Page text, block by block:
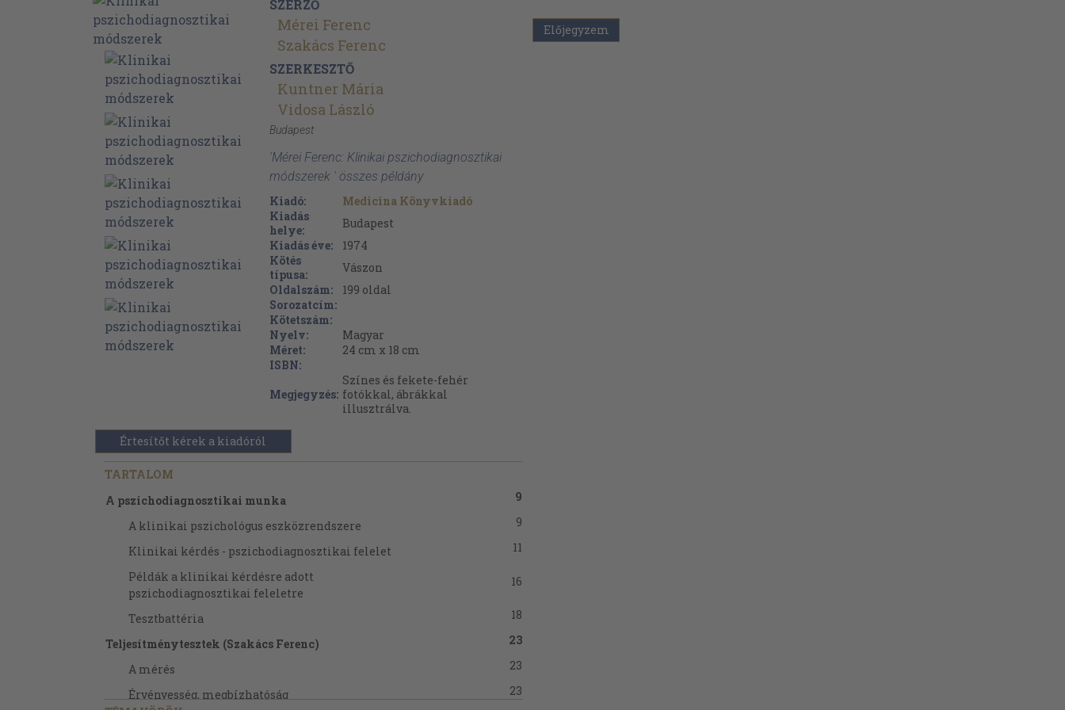
SZERZŐ
Mérei Ferenc
Szakács Ferenc
SZERKESZTŐ
Kuntner Mária
Vidosa László
Budapest
'Mérei Ferenc: Klinikai pszichodiagnosztikai
módszerek ' összes példány
Kiadó:
Medicina Könyvkiadó
Kiadás
helye:
Budapest
Kiadás éve:
1974
Kötés
típusa:
Vászon
Oldalszám:
199 oldal
Sorozatcím:
Kötetszám:
Nyelv:
Magyar
Méret:
24 cm x 18 cm
ISBN:
Megjegyzés:
Színes és fekete-fehér
fotókkal, ábrákkal
illusztrálva.
Értesítőt kérek a kiadóról
TARTALOM
A pszichodiagnosztikai munka
9
A klinikai pszichológus eszközrendszere
9
Klinikai kérdés - pszichodiagnosztikai felelet
11
Példák a klinikai kérdésre adott
pszichodiagnosztikai feleletre
16
Tesztbattéria
18
Teljesítménytesztek (Szakács Ferenc)
23
A mérés
23
Érvényesség, megbízhatóság
23
Előjegyzem